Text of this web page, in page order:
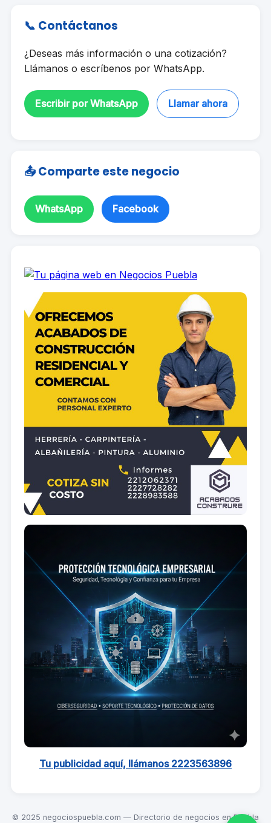
📞 Contáctanos
¿Deseas más información o una cotización?
Llámanos o escríbenos por WhatsApp.
Escribir por WhatsApp Llamar ahora
📤 Comparte este negocio
WhatsApp Facebook
Tu publicidad aquí, llámanos 2223563896
© 2025 negociospuebla.com — Directorio de negocios en Puebla